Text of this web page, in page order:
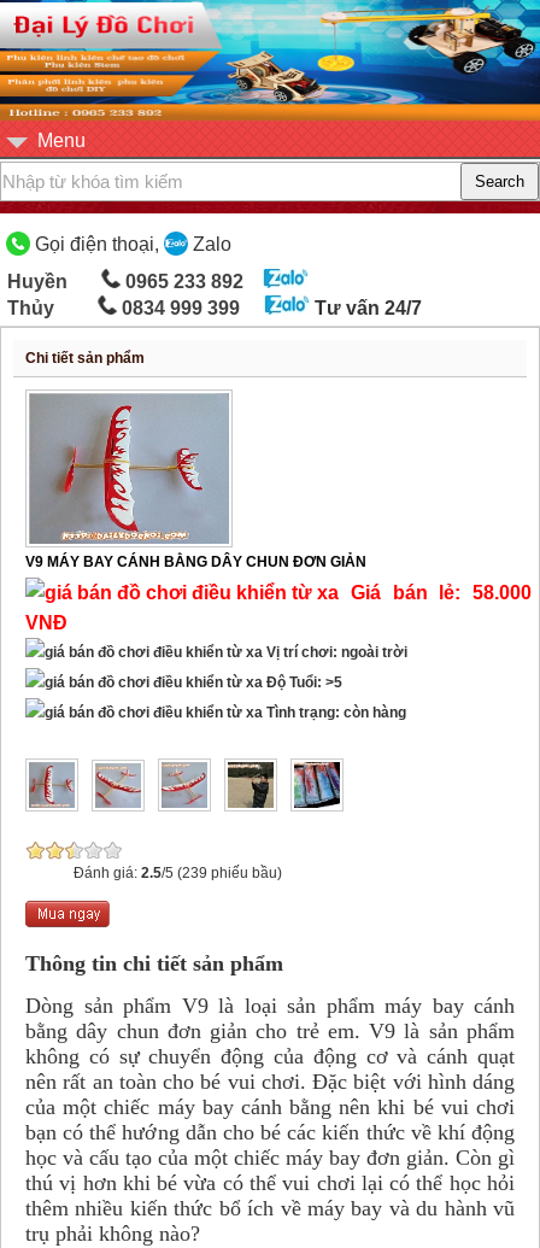
Menu
Gọi điện thoại,
Zalo
Huyền
0965 233 892
Thủy
0834 999 399 Tư vấn 24/7
Chi tiết sản phẩm
V9 MÁY BAY CÁNH BẰNG DÂY CHUN ĐƠN GIẢN
Giá bán lẻ: 58.000
VNĐ
Vị trí chơi: ngoài trời
Độ Tuổi: >5
Tình trạng: còn hàng
Đánh giá:2.5/5 (239 phiếu bầu)
Thông tin chi tiết sản phẩm
Dòng sản phẩm V9 là loại sản phẩm máy bay cánh
bằng dây chun đơn giản cho trẻ em. V9 là sản phẩm
không có sự chuyển động của động cơ và cánh quạt
nên rất an toàn cho bé vui chơi. Đặc biệt với hình dáng
của một chiếc máy bay cánh bằng nên khi bé vui chơi
bạn có thể hướng dẫn cho bé các kiến thức về khí động
học và cấu tạo của một chiếc máy bay đơn giản. Còn gì
thú vị hơn khi bé vừa có thể vui chơi lại có thể học hỏi
thêm nhiều kiến thức bổ ích về máy bay và du hành vũ
trụ phải không nào?